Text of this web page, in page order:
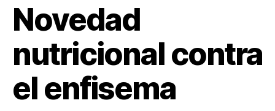
Novedad
nutricional contra
el enfisema